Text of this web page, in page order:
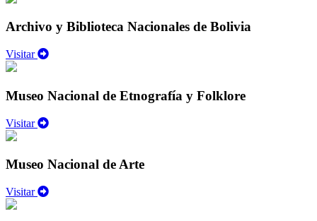
Archivo y Biblioteca Nacionales de Bolivia
Visitar
Museo Nacional de Etnografía y Folklore
Visitar
Museo Nacional de Arte
Visitar